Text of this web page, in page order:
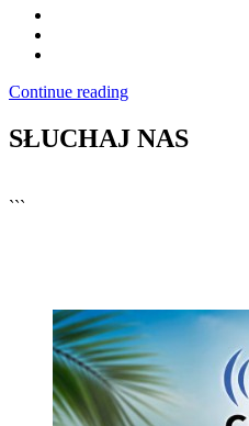
Continue reading
SŁUCHAJ NAS
```